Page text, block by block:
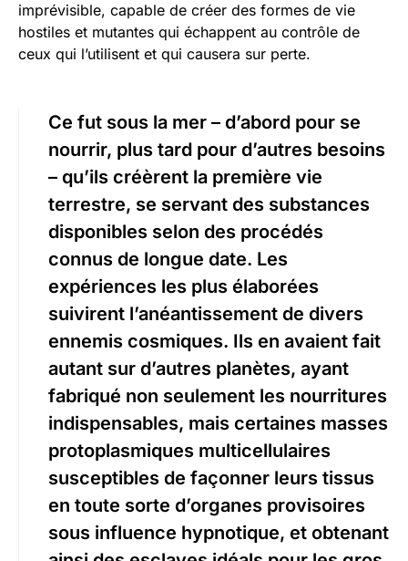
imprévisible, capable de créer des formes de vie
hostiles et mutantes qui échappent au contrôle de
ceux qui l’utilisent et qui causera sur perte.
Ce fut sous la mer – d’abord pour se
nourrir, plus tard pour d’autres besoins
– qu’ils créèrent la première vie
terrestre, se servant des substances
disponibles selon des procédés
connus de longue date. Les
expériences les plus élaborées
suivirent l’anéantissement de divers
ennemis cosmiques. Ils en avaient fait
autant sur d’autres planètes, ayant
fabriqué non seulement les nourritures
indispensables, mais certaines masses
protoplasmiques multicellulaires
susceptibles de façonner leurs tissus
en toute sorte d’organes provisoires
sous influence hypnotique, et obtenant